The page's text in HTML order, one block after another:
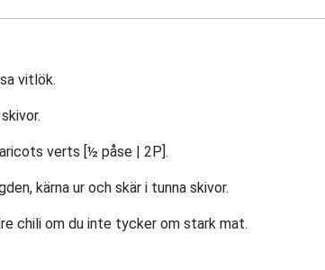
vitlök.
verts [½ påse | 2P].
kärna ur och skär i tunna skivor.
chili om du inte tycker om stark mat.